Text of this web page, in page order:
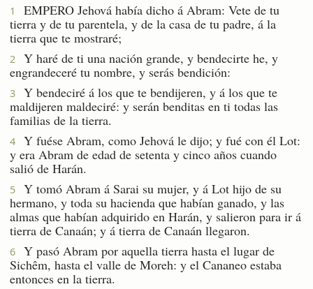
1
EMPERO Jehová había dicho á Abram: Vete de tu
tierra y de tu parentela, y de la casa de tu padre, á la
tierra que te mostraré;
2
Y haré de ti una nación grande, y bendecirte he, y
engrandeceré tu nombre, y serás bendición:
3
Y bendeciré á los que te bendijeren, y á los que te
maldijeren maldeciré: y serán benditas en ti todas las
familias de la tierra.
4
Y fuése Abram, como Jehová le dijo; y fué con él Lot:
y era Abram de edad de setenta y cinco años cuando
salió de Harán.
5
Y tomó Abram á Sarai su mujer, y á Lot hijo de su
hermano, y toda su hacienda que habían ganado, y las
almas que habían adquirido en Harán, y salieron para ir á
tierra de Canaán; y á tierra de Canaán llegaron.
6
Y pasó Abram por aquella tierra hasta el lugar de
Sichêm, hasta el valle de Moreh: y el Cananeo estaba
entonces en la tierra.